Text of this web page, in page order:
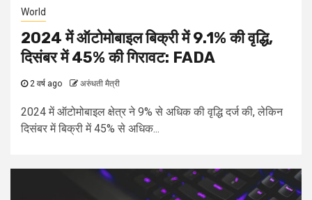
World
2024 में ऑटोमोबाइल बिक्री में 9.1% की वृद्धि,
दिसंबर में 45% की गिरावट: FADA
2 वर्ष ago अरुंधती मैत्री
2024 में ऑटोमोबाइल क्षेत्र ने 9% से अधिक की वृद्धि दर्ज की, लेकिन
दिसंबर में बिक्री में 45% से अधिक...